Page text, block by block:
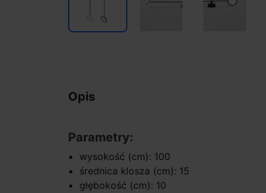
Opis
Parametry:
wysokość (cm): 100
średnica klosza (cm): 15
głębokość (cm): 10